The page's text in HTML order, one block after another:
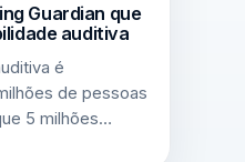
Guardian que
auditiva
é
de pessoas
5 milhões…